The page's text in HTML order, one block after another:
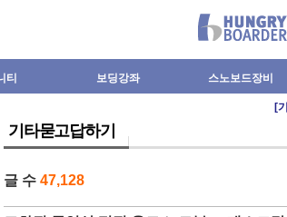
티 보딩강좌 스노보드장비
[
기타묻고답하기
글 수 47,128